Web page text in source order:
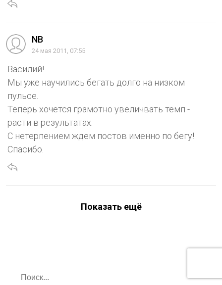
NB
24 мая 2011, 07:55
Василий!
Мы уже научились бегать долго на низком
пульсе.
Теперь хочется грамотно увеличвать темп -
расти в результатах.
С нетерпением ждем постов именно по бегу!
Спасибо.
Показать ещё